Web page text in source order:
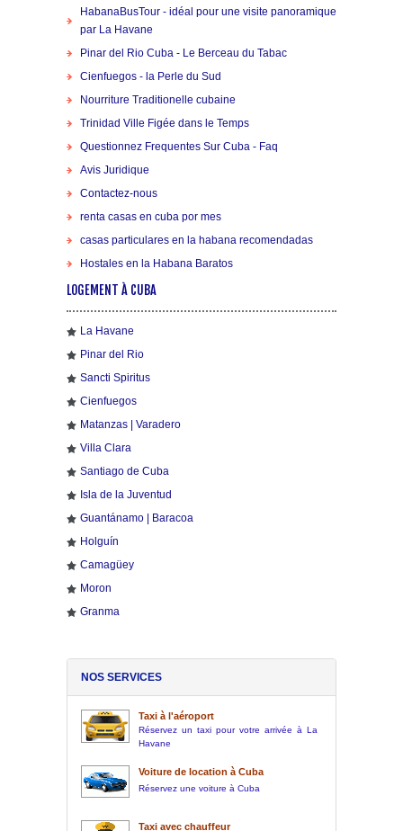
HabanaBusTour - idéal pour une visite panoramique
par La Havane
Pinar del Rio Cuba - Le Berceau du Tabac
Cienfuegos - la Perle du Sud
Nourriture Traditionelle cubaine
Trinidad Ville Figée dans le Temps
Questionnez Frequentes Sur Cuba - Faq
Avis Juridique
Contactez-nous
renta casas en cuba por mes
casas particulares en la habana recomendadas
Hostales en la Habana Baratos
LOGEMENT À CUBA
La Havane
Pinar del Rio
Sancti Spiritus
Cienfuegos
Matanzas | Varadero
Villa Clara
Santiago de Cuba
Isla de la Juventud
Guantánamo | Baracoa
Holguín
Camagüey
Moron
Granma
NOS SERVICES
Taxi à l'aéroport
Réservez un taxi pour votre arrivée à La
Havane
Voiture de location à Cuba
Réservez une voiture à Cuba
Taxi avec chauffeur